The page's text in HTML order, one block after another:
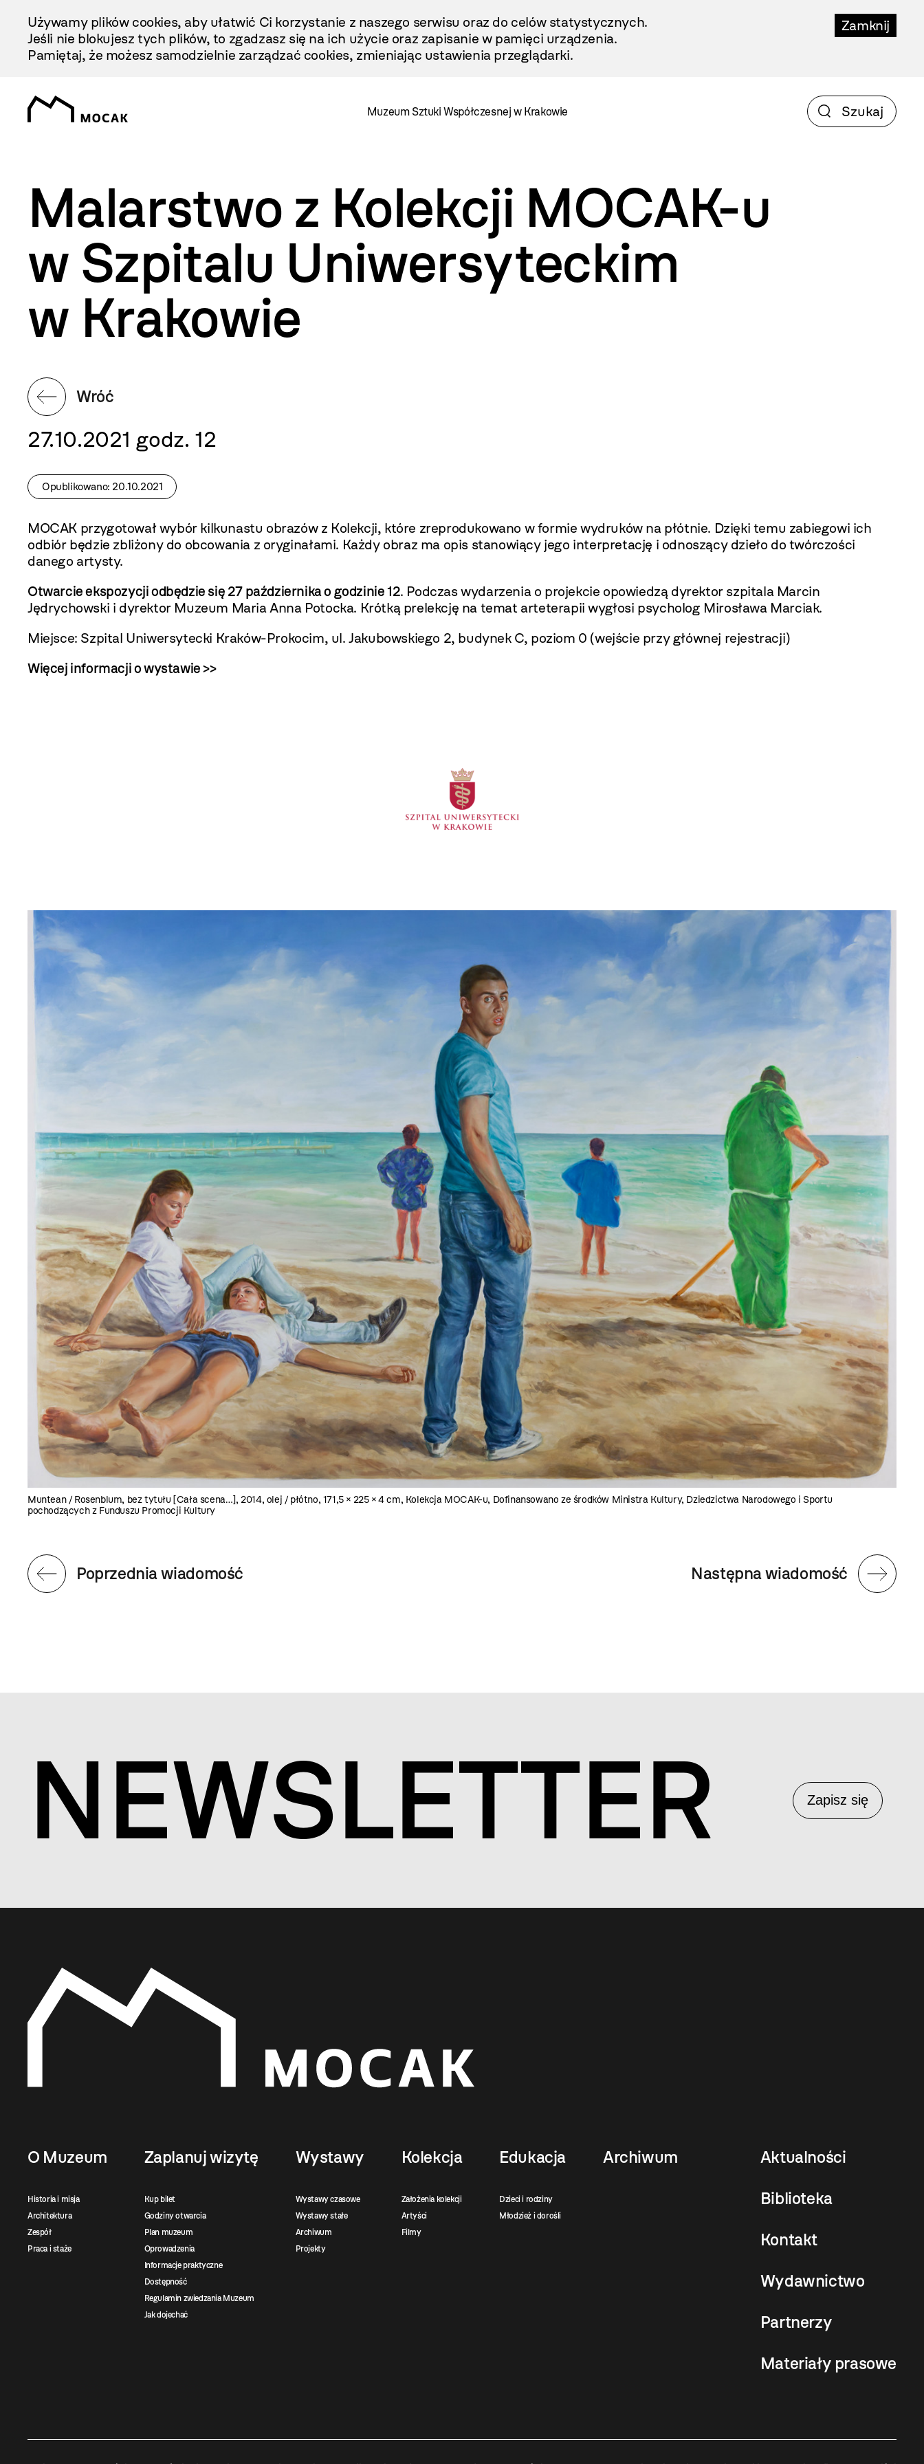
Treści
Zamknij
Używamy plików cookies, aby ułatwić Ci korzystanie z naszego serwisu oraz do celów statystycznych.
Jeśli nie blokujesz tych plików, to zgadzasz się na ich użycie oraz zapisanie w pamięci urządzenia.
Pamiętaj, że możesz samodzielnie zarządzać cookies, zmieniając ustawienia przeglądarki.
Muzeum Sztuki Współczesnej w Krakowie
Malarstwo z Kolekcji MOCAK-u
w Szpitalu Uniwersyteckim
w Krakowie
Wróć
27.10.2021 godz. 12
Opublikowano: 20.10.2021
MOCAK przygotował wybór kilkunastu obrazów z Kolekcji, które zreprodukowano w formie wydruków na płótnie. Dzięki temu zabiegowi ich
odbiór będzie zbliżony do obcowania z oryginałami. Każdy obraz ma opis stanowiący jego interpretację i odnoszący dzieło do twórczości
danego artysty.
Otwarcie ekspozycji odbędzie się 27 października o godzinie 12. Podczas wydarzenia o projekcie opowiedzą dyrektor szpitala Marcin
Jędrychowski i dyrektor Muzeum Maria Anna Potocka. Krótką prelekcję na temat arteterapii wygłosi psycholog Mirosława Marciak.
Miejsce: Szpital Uniwersytecki Kraków-Prokocim, ul. Jakubowskiego 2, budynek C, poziom 0 (wejście przy głównej rejestracji)
Więcej informacji o wystawie >>
Muntean / Rosenblum, bez tytułu [Cała scena…], 2014, olej / płótno, 171,5 × 225 × 4 cm, Kolekcja MOCAK-u, Dofinansowano ze środków Ministra Kultury, Dziedzictwa Narodowego i Sportu
pochodzących z Funduszu Promocji Kultury
Następna wiadomość
Poprzednia wiadomość
Zapisz się
NEWSLETTER
O Muzeum
Historia i misja
Architektura
Zespół
Praca i staże
Zaplanuj wizytę
Kup bilet
Godziny otwarcia
Plan muzeum
Oprowadzenia
Informacje praktyczne
Dostępność
Regulamin zwiedzania Muzeum
Jak dojechać
Wystawy
Wystawy czasowe
Wystawy stałe
Archiwum
Projekty
Kolekcja
Założenia kolekcji
Artyści
Filmy
Edukacja
Dzieci i rodziny
Młodzież i dorośli
Archiwum Aktualności
Biblioteka
Kontakt
Wydawnictwo
Partnerzy
Materiały prasowe